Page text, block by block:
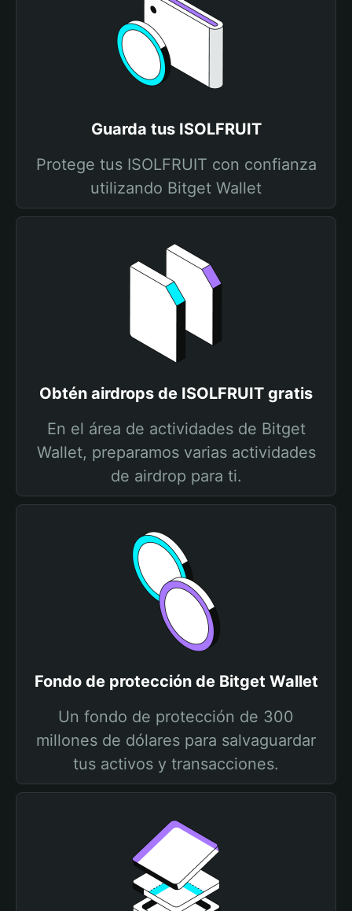
Guarda tus ISOLFRUIT
Protege tus ISOLFRUIT con confianza
utilizando Bitget Wallet
Obtén airdrops de ISOLFRUIT gratis
En el área de actividades de Bitget
Wallet, preparamos varias actividades
de airdrop para ti.
Fondo de protección de Bitget Wallet
Un fondo de protección de 300
millones de dólares para salvaguardar
tus activos y transacciones.